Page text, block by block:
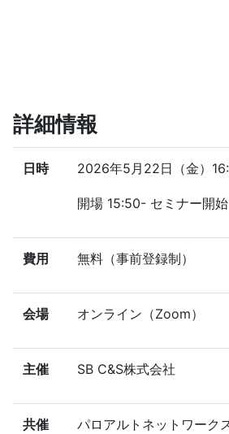
詳細情報
日時 2026年5月22日（金）
開場 15:50- セミナー開
費用 無料（事前登録制）
会場 オンライン（Zoom）
主催 SB C&S株式会社
共催
パロアルトネットワーク